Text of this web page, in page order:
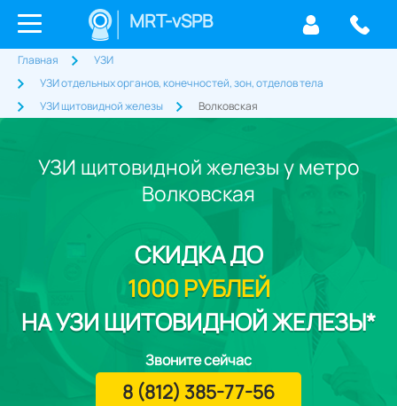
MRT-vSPB
Главная
УЗИ
УЗИ отдельных органов, конечностей, зон, отделов тела
УЗИ щитовидной железы
Волковская
УЗИ щитовидной железы у метро
Волковская
СКИДКАДО
1000 РУБЛЕЙ
НА УЗИ ЩИТОВИДНОЙ ЖЕЛЕЗЫ*
Звоните сейчас
8 (812) 385-77-56